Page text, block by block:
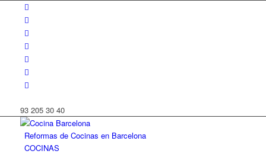
93 205 30 40
Reformas de Cocinas en Barcelona
COCINAS